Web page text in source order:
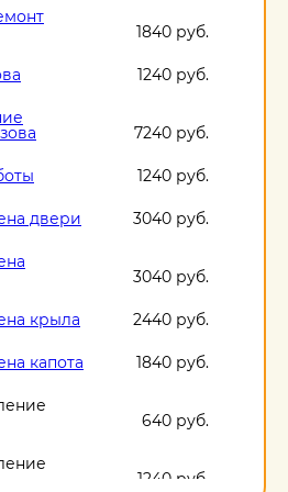
1840 руб.
1240 руб.
7240 руб.
1240 руб.
двери 3040 руб.
3040 руб.
крыла 2440 руб.
капота 1840 руб.
640 руб.
1240 руб.